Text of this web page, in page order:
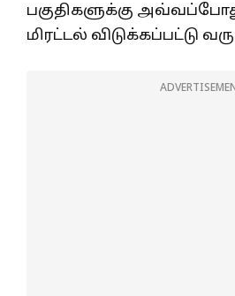
பகுதிகளுக்கு
மிரட்டல் விடுக்கப்பட்டு